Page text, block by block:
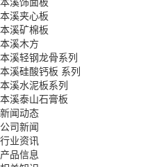
本溪夹心板
本溪矿棉板
本溪木方
本溪轻钢龙骨系列
本溪硅酸钙板 系列
本溪水泥板系列
本溪泰山石膏板
新闻动态
公司新闻
行业资讯
产品信息